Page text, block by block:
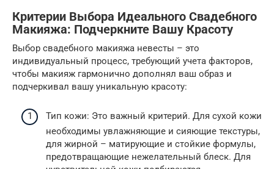
Критерии Выбора Идеального Свадебного
Макияжа: Подчеркните Вашу Красоту
Выбор свадебного макияжа невесты – это
индивидуальный процесс, требующий учета факторов,
чтобы макияж гармонично дополнял ваш образ и
подчеркивал вашу уникальную красоту:
Тип кожи: Это важный критерий. Для сухой кожи
необходимы увлажняющие и сияющие текстуры,
для жирной – матирующие и стойкие формулы,
предотвращающие нежелательный блеск. Для